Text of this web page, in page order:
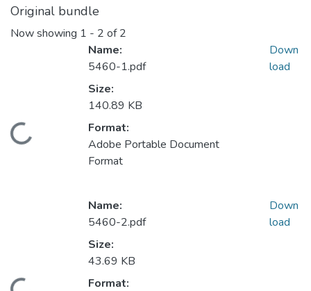
Original bundle
Now showing 1 - 2 of 2
Loading...
Name:
5460-1.pdf
Size:
140.89 KB
Format:
Adobe Portable Document
Format
Down
load
Name:
5460-2.pdf
Size:
43.69 KB
Format:
Down
load